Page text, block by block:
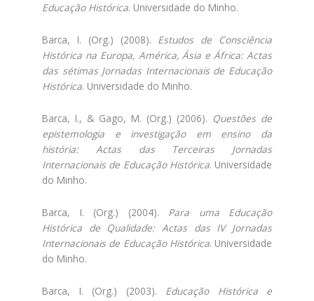
Educação Histórica. Universidade do Minho.
Barca, I. (Org.) (2008). Estudos de Consciência
Histórica na Europa, América, Ásia e África: Actas
das sétimas Jornadas Internacionais de Educação
Histórica. Universidade do Minho.
Barca, I., & Gago, M. (Org.) (2006). Questões de
epistemologia e investigação em ensino da
história: Actas das Terceiras Jornadas
Internacionais de Educação Histórica. Universidade
do Minho.
Barca, I. (Org.) (2004). Para uma Educação
Histórica de Qualidade: Actas das IV Jornadas
Internacionais de Educação Histórica. Universidade
do Minho.
Barca, I. (Org.) (2003). Educação Histórica e